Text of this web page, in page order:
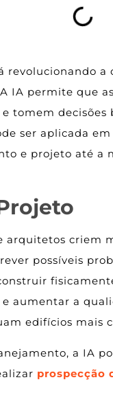
a
IA permite que
tomem decisões
ser aplicada
e projeto até a
arquitetos criem
possíveis
aumentar a
edifícios mais
a IA
prospecção